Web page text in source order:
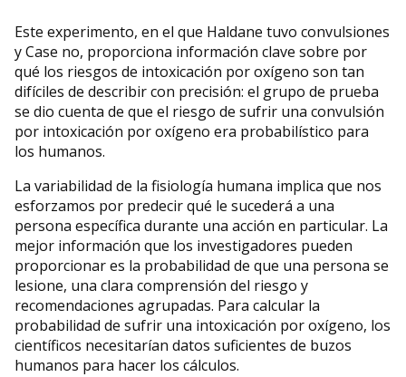
Este experimento, en el que Haldane tuvo convulsiones
y Case no, proporciona información clave sobre por
qué los riesgos de intoxicación por oxígeno son tan
difíciles de describir con precisión: el grupo de prueba
se dio cuenta de que el riesgo de sufrir una convulsión
por intoxicación por oxígeno era probabilístico para
los humanos.
La variabilidad de la fisiología humana implica que nos
esforzamos por predecir qué le sucederá a una
persona específica durante una acción en particular. La
mejor información que los investigadores pueden
proporcionar es la probabilidad de que una persona se
lesione, una clara comprensión del riesgo y
recomendaciones agrupadas. Para calcular la
probabilidad de sufrir una intoxicación por oxígeno, los
científicos necesitarían datos suficientes de buzos
humanos para hacer los cálculos.